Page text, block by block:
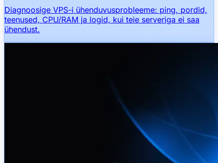
Diagnoosige VPS-i ühenduvusprobleeme: ping, pordid,
teenused, CPU/RAM ja logid, kui teie serveriga ei saa
ühendust.